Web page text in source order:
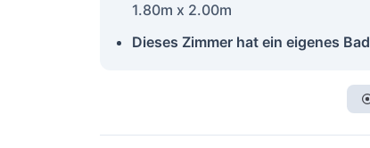
1.80m x 2.00m
Dieses Zimmer hat ein eigenes Bad